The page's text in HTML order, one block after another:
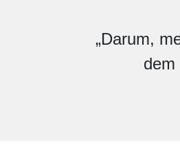
„Darum,
dem